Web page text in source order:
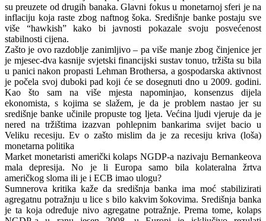
su preuzete od drugih banaka. Glavni fokus u monetarnoj sferi je na
inflaciju koja raste zbog naftnog šoka. Središnje banke postaju sve
više “hawkish” kako bi javnosti pokazale svoju posvećenost
stabilnosti cijena.
Zašto je ovo razdoblje zanimljivo – pa više manje zbog činjenice jer
je mjesec-dva kasnije svjetski financijski sustav tonuo, tržišta su bila
u panici nakon propasti Lehman Brothersa, a gospodarska aktivnost
je počela svoj duboki pad koji će se dosegnuti dno u 2009. godini.
Kao što sam na više mjesta napominjao, konsenzus dijela
ekonomista, s kojima se slažem, je da je problem nastao jer su
središnje banke učinile propuste tog ljeta. Većina ljudi vjeruje da je
nered na tržištima izazvan pohlepnim bankarima svijet bacio u
Veliku recesiju. Ev o zašto mislim da je za recesiju kriva (loša)
monetarna politika
Market monetaristi američki kolaps NGDP-a nazivaju Bernankeova
mala depresija. No je li Europa samo bila kolateralna žrtva
američkog sloma ili je i ECB imao ulogu?
Sumnerova kritika kaže da središnja banka ima moć stabilizirati
agregatnu potražnju u lice s bilo kakvim šokovima. Središnja banka
je ta koja određuje nivo agregatne potražnje. Prema tome, kolaps